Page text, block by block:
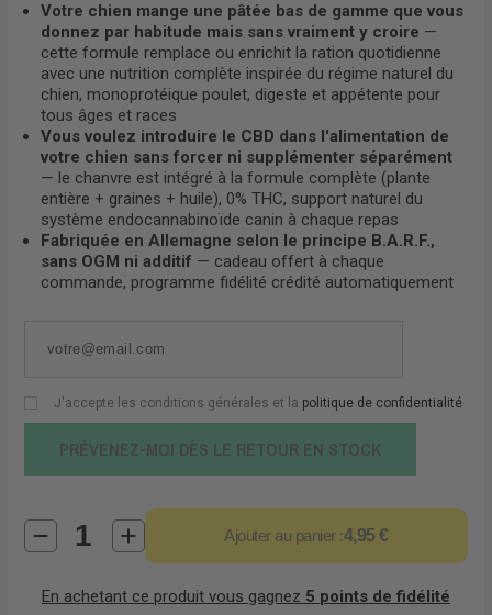
Votre chien mange une pâtée bas de gamme que vous
donnez par habitude mais sans vraiment y croire —
cette formule remplace ou enrichit la ration quotidienne
avec une nutrition complète inspirée du régime naturel du
chien, monoprotéique poulet, digeste et appétente pour
tous âges et races
Vous voulez introduire le CBD dans l'alimentation de
votre chien sans forcer ni supplémenter séparément
— le chanvre est intégré à la formule complète (plante
entière + graines + huile), 0% THC, support naturel du
système endocannabinoïde canin à chaque repas
Fabriquée en Allemagne selon le principe B.A.R.F.,
sans OGM ni additif — cadeau offert à chaque
commande, programme fidélité crédité automatiquement
J'accepte les conditions générales et la politique de confidentialité
PRÉVENEZ-MOI DÈS LE RETOUR EN STOCK
Ajouter au panier :4,95 €
En achetant ce produit vous gagnez 5 points de fidélité